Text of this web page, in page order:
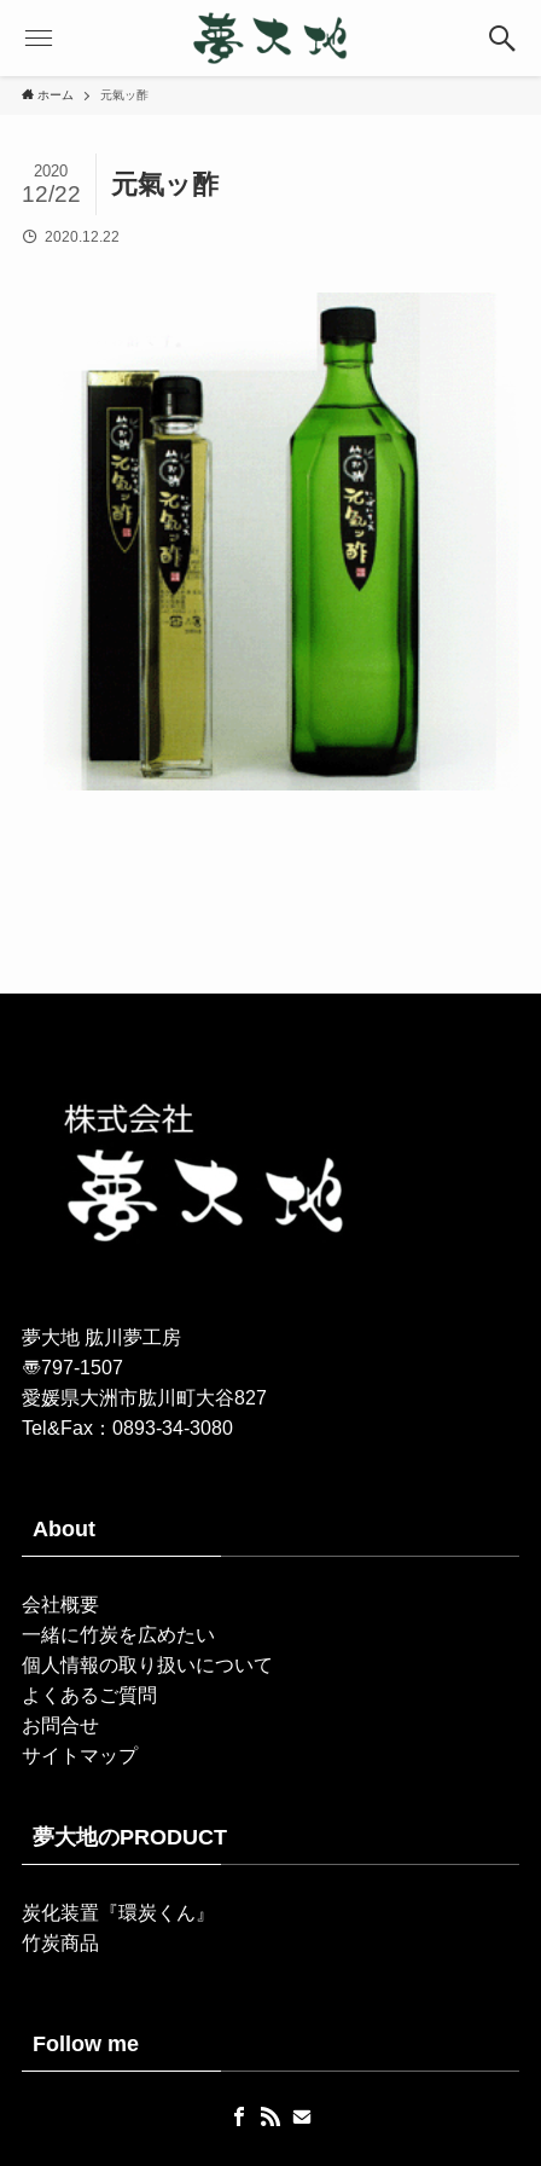
ホーム 元氣ッ酢
元氣ッ酢
2020
12/22
2020.12.22
夢大地 肱川夢工房
〠797-1507
愛媛県大洲市肱川町大谷827
Tel&Fax：0893-34-3080
About
会社概要
一緒に竹炭を広めたい
個人情報の取り扱いについて
よくあるご質問
お問合せ
サイトマップ
夢大地のPRODUCT
炭化装置『環炭くん』
竹炭商品
Follow me